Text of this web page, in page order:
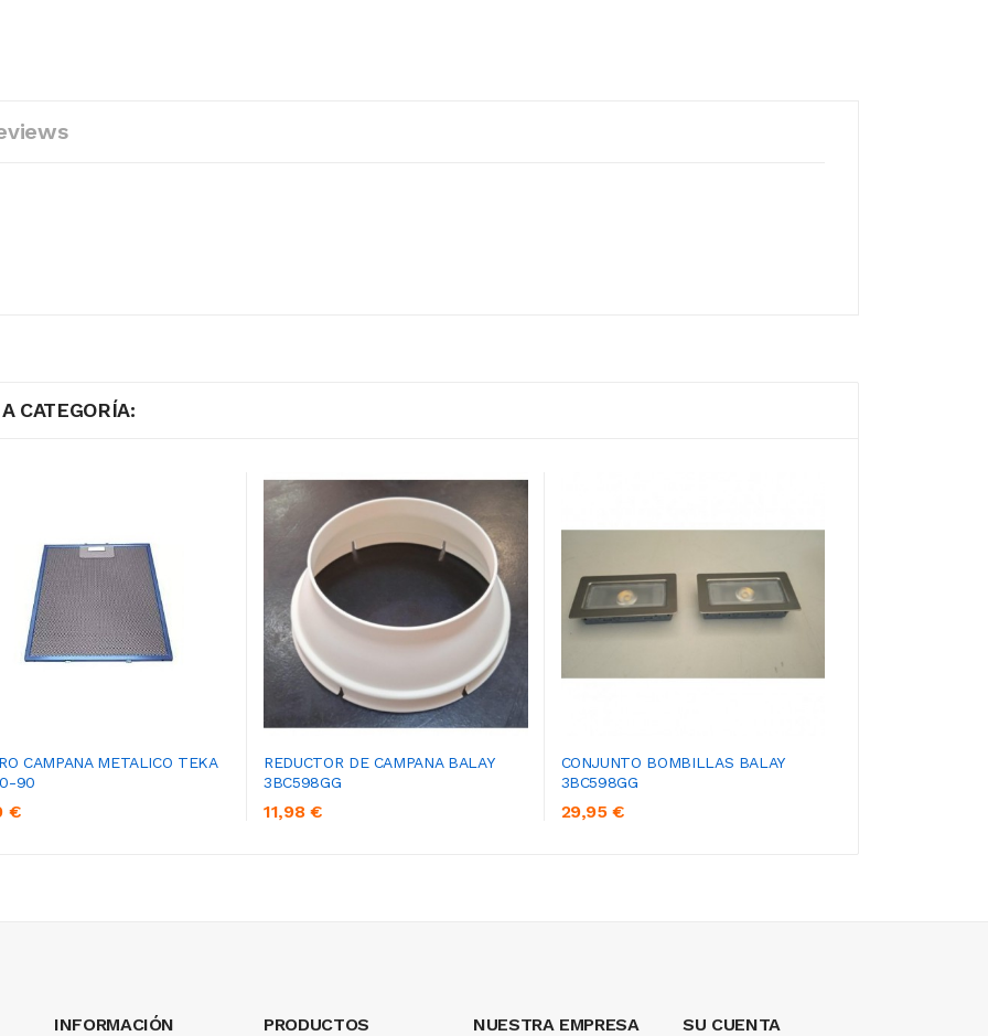
CATEGORÍA:
CAMPANA METALICO TEKA
90
€
REDUCTOR DE CAMPANA BALAY
3BC598GG
11,98 €
CONJUNTO BOMBILLAS BALAY
3BC598GG
29,95 €
INFORMACIÓN PRODUCTOS NUESTRA EMPRESA SU CUENTA